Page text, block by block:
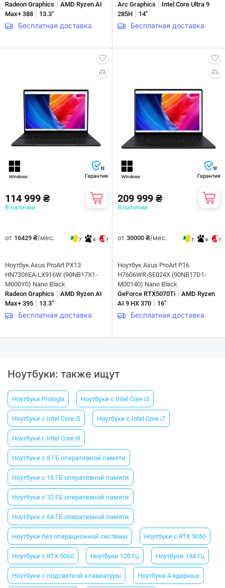
Radeon Graphics
AMD Ryzen AI
Max+ 388
13.3"
Бесплатная доставка
Arc Graphics
Intel Core Ultra 9
285H
14"
Бесплатная доставка
12
Гарантия
114 999 ₴
В наличии
от 16429 ₴/мес. 7 6 7
Ноутбук Asus ProArt PX13
HN7306EA-LX916W (90NB17X1-
M000Y0) Nano Black
Radeon Graphics
AMD Ryzen AI
Max+ 395
13.3"
Бесплатная доставка
12
Гарантия
209 999 ₴
В наличии
от 30000 ₴/мес. 7 6 7
Ноутбук Asus ProArt P16
H7606WR-SE024X (90NB17D1-
M00140) Nano Black
GeForce RTX5070Ti
AMD Ryzen
AI 9 HX 370
16"
Бесплатная доставка
Ноутбуки: также ищут
Ноутбуки Prologix Ноутбуки с Intel Core i3
Ноутбуки с Intel Core i5 Ноутбуки с Intel Core i7
Ноутбуки с Intel Core i9
Ноутбуки c 8 ГБ оперативной памяти
Ноутбуки с 16 ГБ оперативной памяти
Ноутбуки с 32 ГБ оперативной памяти
Ноутбуки с 64 ГБ оперативной памяти
Ноутбуки без операционной системы Ноутбуки с RTX 5050
Ноутбуки с RTX 5060 Ноутбуки 120 Гц Ноутбуки 144 Гц
Ноутбуки с подсветкой клавиатуры Ноутбуки 4 ядерные